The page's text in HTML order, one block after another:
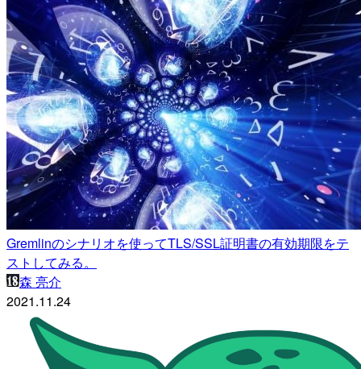
Gremlinのシナリオを使ってTLS/SSL証明書の有効期限をテ
ストしてみる。
森 亮介
2021.11.24